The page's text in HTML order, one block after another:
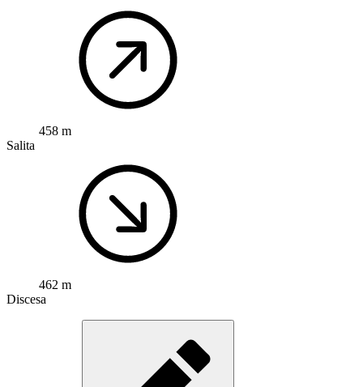
458 m
Salita
462 m
Discesa